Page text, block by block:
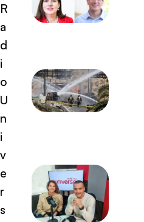
R
a
d
i
o
U
n
i
v
e
r
s